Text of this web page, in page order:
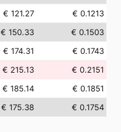
€ 121.27
€ 0.1213
€ 150.33
€ 0.1503
€ 174.31
€ 0.1743
€ 215.13
€ 0.2151
€ 185.14
€ 0.1851
€ 175.38 € 0.1754